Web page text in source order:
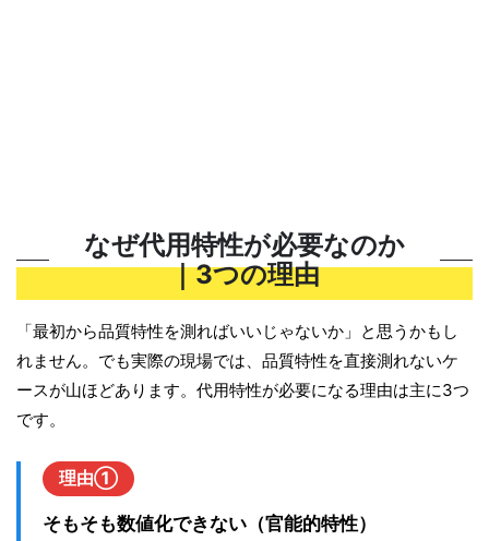
なぜ代用特性が必要なのか
｜3つの理由
「最初から品質特性を測ればいいじゃないか」と思うかもし
れません。でも実際の現場では、品質特性を直接測れないケ
ースが山ほどあります。代用特性が必要になる理由は主に3つ
です。
理由①
そもそも数値化できない（官能的特性）